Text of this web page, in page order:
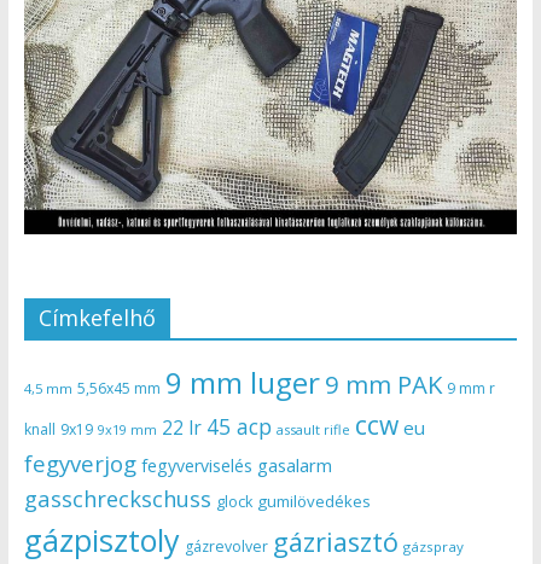
Címkefelhő
4,5 mm 5,56x45 mm 9 mm luger9 mm PAK 9 mm r
knall 9x19 9x19 mm 22 lr 45 acp assault rifle ccw eu
fegyverjog fegyverviselés gasalarm
gasschreckschuss glock gumilövedékes
gázpisztoly gázrevolver gázriasztó gázspray